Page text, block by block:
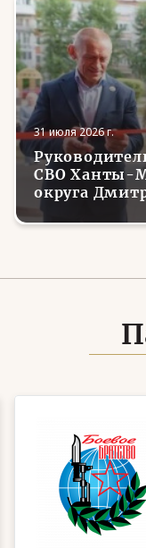
31 июля 2026 г.
СВО Ханты-
округа
местного
Советском